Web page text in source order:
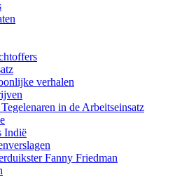
verhalen
in de Arbeitseinsatz
Indië
Fanny Friedman